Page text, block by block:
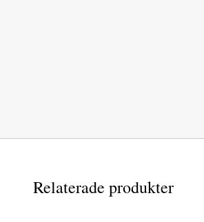
Relaterade produkter